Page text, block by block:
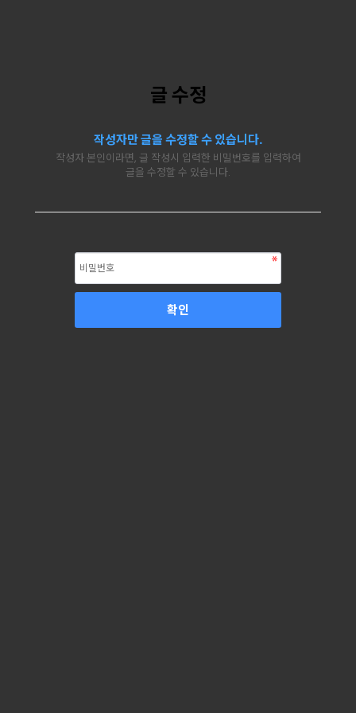
글 수정
작성자만 글을 수정할 수 있습니다.
작성자 본인이라면, 글 작성시 입력한 비밀번호를 입력하여
글을 수정할 수 있습니다.